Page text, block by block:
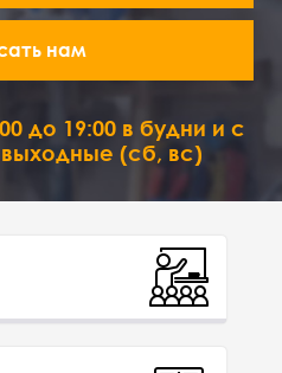
нам
до 19:00 в будни и с
выходные (сб, вс)